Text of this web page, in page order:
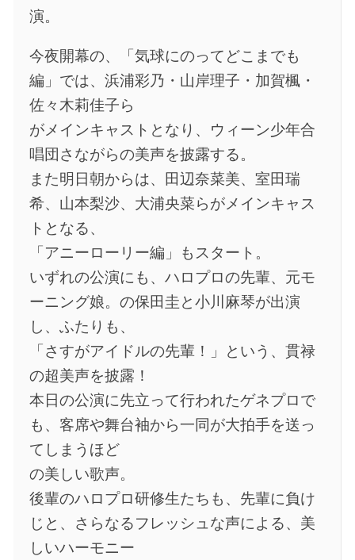
演。
今夜開幕の、「気球にのってどこまでも
編」では、浜浦彩乃・山岸理子・加賀楓・
佐々木莉佳子ら
がメインキャストとなり、ウィーン少年合
唱団さながらの美声を披露する。
また明日朝からは、田辺奈菜美、室田瑞
希、山本梨沙、大浦央菜らがメインキャス
トとなる、
「アニーローリー編」もスタート。
いずれの公演にも、ハロプロの先輩、元モ
ーニング娘。の保田圭と小川麻琴が出演
し、ふたりも、
「さすがアイドルの先輩！」という、貫禄
の超美声を披露！
本日の公演に先立って行われたゲネプロで
も、客席や舞台袖から一同が大拍手を送っ
てしまうほど
の美しい歌声。
後輩のハロプロ研修生たちも、先輩に負け
じと、さらなるフレッシュな声による、美
しいハーモニー